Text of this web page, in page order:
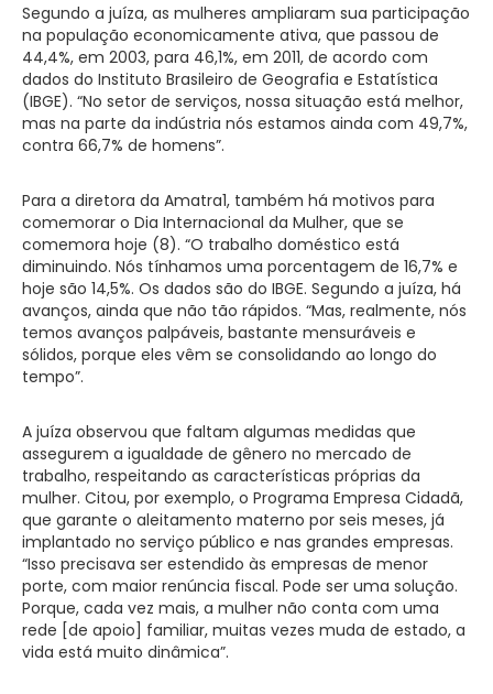
Segundo a juíza, as mulheres ampliaram sua participação
na população economicamente ativa, que passou de
44,4%, em 2003, para 46,1%, em 2011, de acordo com
dados do Instituto Brasileiro de Geografia e Estatística
(IBGE). “No setor de serviços, nossa situação está melhor,
mas na parte da indústria nós estamos ainda com 49,7%,
contra 66,7% de homens”.
Para a diretora da Amatra1, também há motivos para
comemorar o Dia Internacional da Mulher, que se
comemora hoje (8). “O trabalho doméstico está
diminuindo. Nós tínhamos uma porcentagem de 16,7% e
hoje são 14,5%. Os dados são do IBGE. Segundo a juíza, há
avanços, ainda que não tão rápidos. “Mas, realmente, nós
temos avanços palpáveis, bastante mensuráveis e
sólidos, porque eles vêm se consolidando ao longo do
tempo”.
A juíza observou que faltam algumas medidas que
assegurem a igualdade de gênero no mercado de
trabalho, respeitando as características próprias da
mulher. Citou, por exemplo, o Programa Empresa Cidadã,
que garante o aleitamento materno por seis meses, já
implantado no serviço público e nas grandes empresas.
“Isso precisava ser estendido às empresas de menor
porte, com maior renúncia fiscal. Pode ser uma solução.
Porque, cada vez mais, a mulher não conta com uma
rede [de apoio] familiar, muitas vezes muda de estado, a
vida está muito dinâmica”.